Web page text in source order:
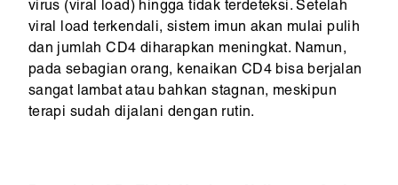
virus (viral load) hingga tidak terdeteksi. Setelah
viral load terkendali, sistem imun akan mulai pulih
dan jumlah CD4 diharapkan meningkat. Namun,
pada sebagian orang, kenaikan CD4 bisa berjalan
sangat lambat atau bahkan stagnan, meskipun
terapi sudah dijalani dengan rutin.